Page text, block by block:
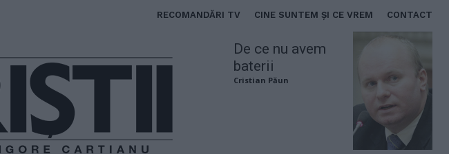
RECOMANDĂRI TV CINE SUNTEM ȘI CE VREM CONTACT
De ce nu avem
baterii
Cristian Păun